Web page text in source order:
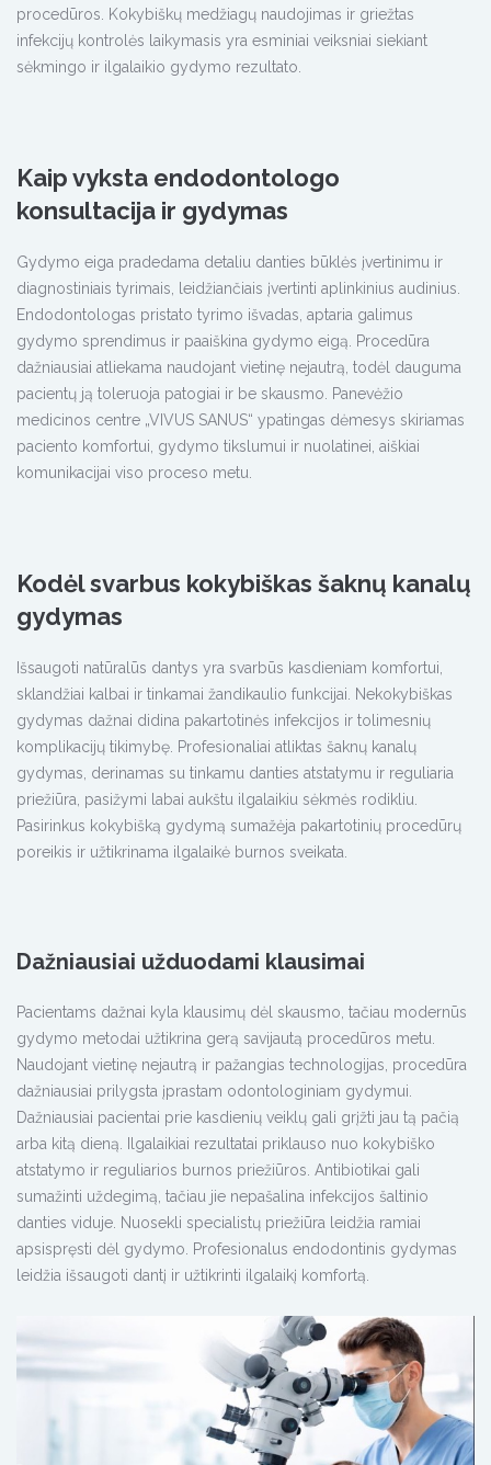
procedūros. Kokybiškų medžiagų naudojimas ir griežtas
infekcijų kontrolės laikymasis yra esminiai veiksniai siekiant
sėkmingo ir ilgalaikio gydymo rezultato.
Kaip vyksta endodontologo
konsultacija ir gydymas
Gydymo eiga pradedama detaliu danties būklės įvertinimu ir
diagnostiniais tyrimais, leidžiančiais įvertinti aplinkinius audinius.
Endodontologas pristato tyrimo išvadas, aptaria galimus
gydymo sprendimus ir paaiškina gydymo eigą. Procedūra
dažniausiai atliekama naudojant vietinę nejautrą, todėl dauguma
pacientų ją toleruoja patogiai ir be skausmo. Panevėžio
medicinos centre „VIVUS SANUS“ ypatingas dėmesys skiriamas
paciento komfortui, gydymo tikslumui ir nuolatinei, aiškiai
komunikacijai viso proceso metu.
Kodėl svarbus kokybiškas šaknų kanalų
gydymas
Išsaugoti natūralūs dantys yra svarbūs kasdieniam komfortui,
sklandžiai kalbai ir tinkamai žandikaulio funkcijai. Nekokybiškas
gydymas dažnai didina pakartotinės infekcijos ir tolimesnių
komplikacijų tikimybę. Profesionaliai atliktas šaknų kanalų
gydymas, derinamas su tinkamu danties atstatymu ir reguliaria
priežiūra, pasižymi labai aukštu ilgalaikiu sėkmės rodikliu.
Pasirinkus kokybišką gydymą sumažėja pakartotinių procedūrų
poreikis ir užtikrinama ilgalaikė burnos sveikata.
Dažniausiai užduodami klausimai
Pacientams dažnai kyla klausimų dėl skausmo, tačiau modernūs
gydymo metodai užtikrina gerą savijautą procedūros metu.
Naudojant vietinę nejautrą ir pažangias technologijas, procedūra
dažniausiai prilygsta įprastam odontologiniam gydymui.
Dažniausiai pacientai prie kasdienių veiklų gali grįžti jau tą pačią
arba kitą dieną. Ilgalaikiai rezultatai priklauso nuo kokybiško
atstatymo ir reguliarios burnos priežiūros. Antibiotikai gali
sumažinti uždegimą, tačiau jie nepašalina infekcijos šaltinio
danties viduje. Nuosekli specialistų priežiūra leidžia ramiai
apsispręsti dėl gydymo. Profesionalus endodontinis gydymas
leidžia išsaugoti dantį ir užtikrinti ilgalaikį komfortą.